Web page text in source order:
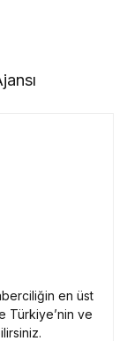
en üst
Türkiye’nin ve